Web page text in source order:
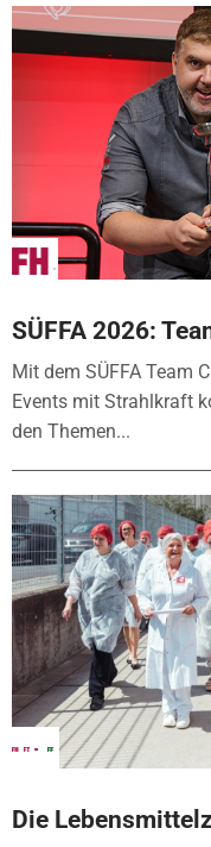
SÜFFA 2026:
Mit dem SÜFFA Team
Events mit Strahlkraft
den Themen...
Die